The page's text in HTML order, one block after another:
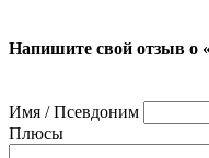
Напишите свой отзыв
Имя / Псевдоним
Плюсы